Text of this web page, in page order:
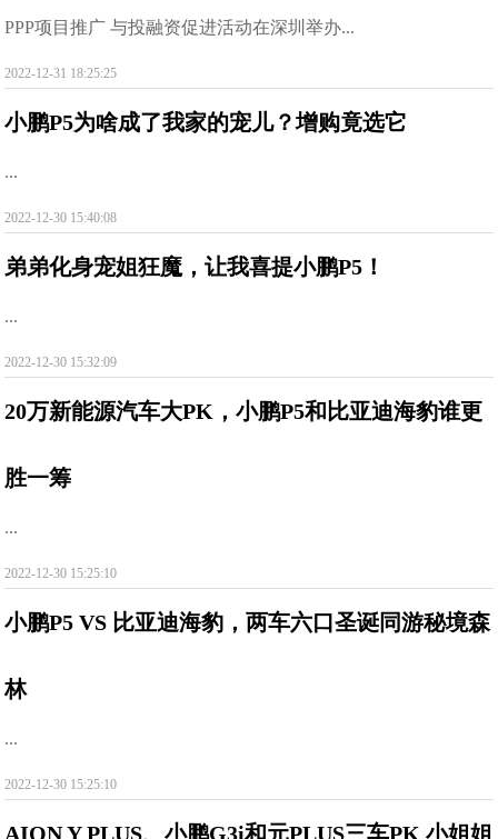
PPP项目推广 与投融资促进活动在深圳举办...
2022-12-31 18:25:25
小鹏P5为啥成了我家的宠儿？增购竟选它
...
2022-12-30 15:40:08
弟弟化身宠姐狂魔，让我喜提小鹏P5！
...
2022-12-30 15:32:09
20万新能源汽车大PK，小鹏P5和比亚迪海豹谁更
胜一筹
...
2022-12-30 15:25:10
小鹏P5 VS 比亚迪海豹，两车六口圣诞同游秘境森
林
...
2022-12-30 15:25:10
AION Y PLUS、小鹏G3i和元PLUS三车PK 小姐姐